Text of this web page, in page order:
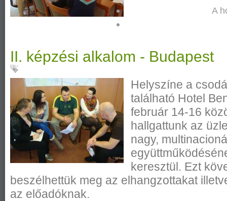
A
II. képzési alkalom - Budapest
Helyszíne a
található Hotel
február 14-16
hallgattunk az
nagy,
keresztül. Ezt
beszélhettük meg az elhangzottakat
az előadóknak.